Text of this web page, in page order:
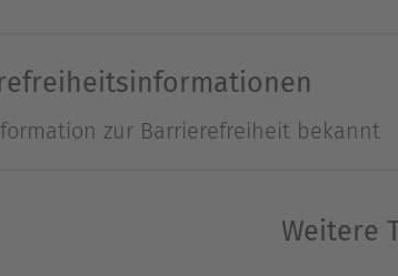
Kleidung und der rituelle Schmuck
Gewand, den Gürtel, die
Überlieferung, sodass sich das
zur Barrierefreiheit bekannt
Weitere